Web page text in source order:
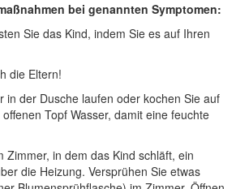
bei genannten Symptomen:
Sie das Kind, indem Sie es auf Ihren
die Eltern!
in der Dusche laufen oder kochen Sie auf
Topf Wasser, damit eine feuchte
Zimmer, in dem das Kind schläft, ein
die Heizung. Versprühen Sie etwas